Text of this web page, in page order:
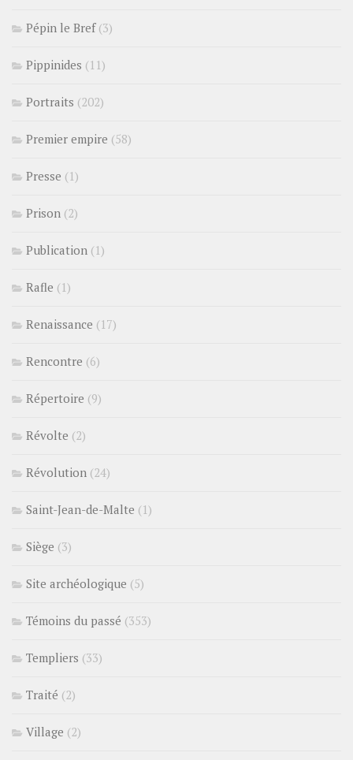
Pépin le Bref(3)
Pippinides (11)
Portraits (202)
Premier empire (58)
Presse (1)
Prison (2)
Publication (1)
Rafle (1)
Renaissance (17)
Rencontre (6)
Répertoire (9)
Révolte (2)
Révolution (24)
Saint-Jean-de-Malte (1)
Siège (3)
Site archéologique (5)
Témoins du passé (353)
Templiers (33)
Traité (2)
Village (2)